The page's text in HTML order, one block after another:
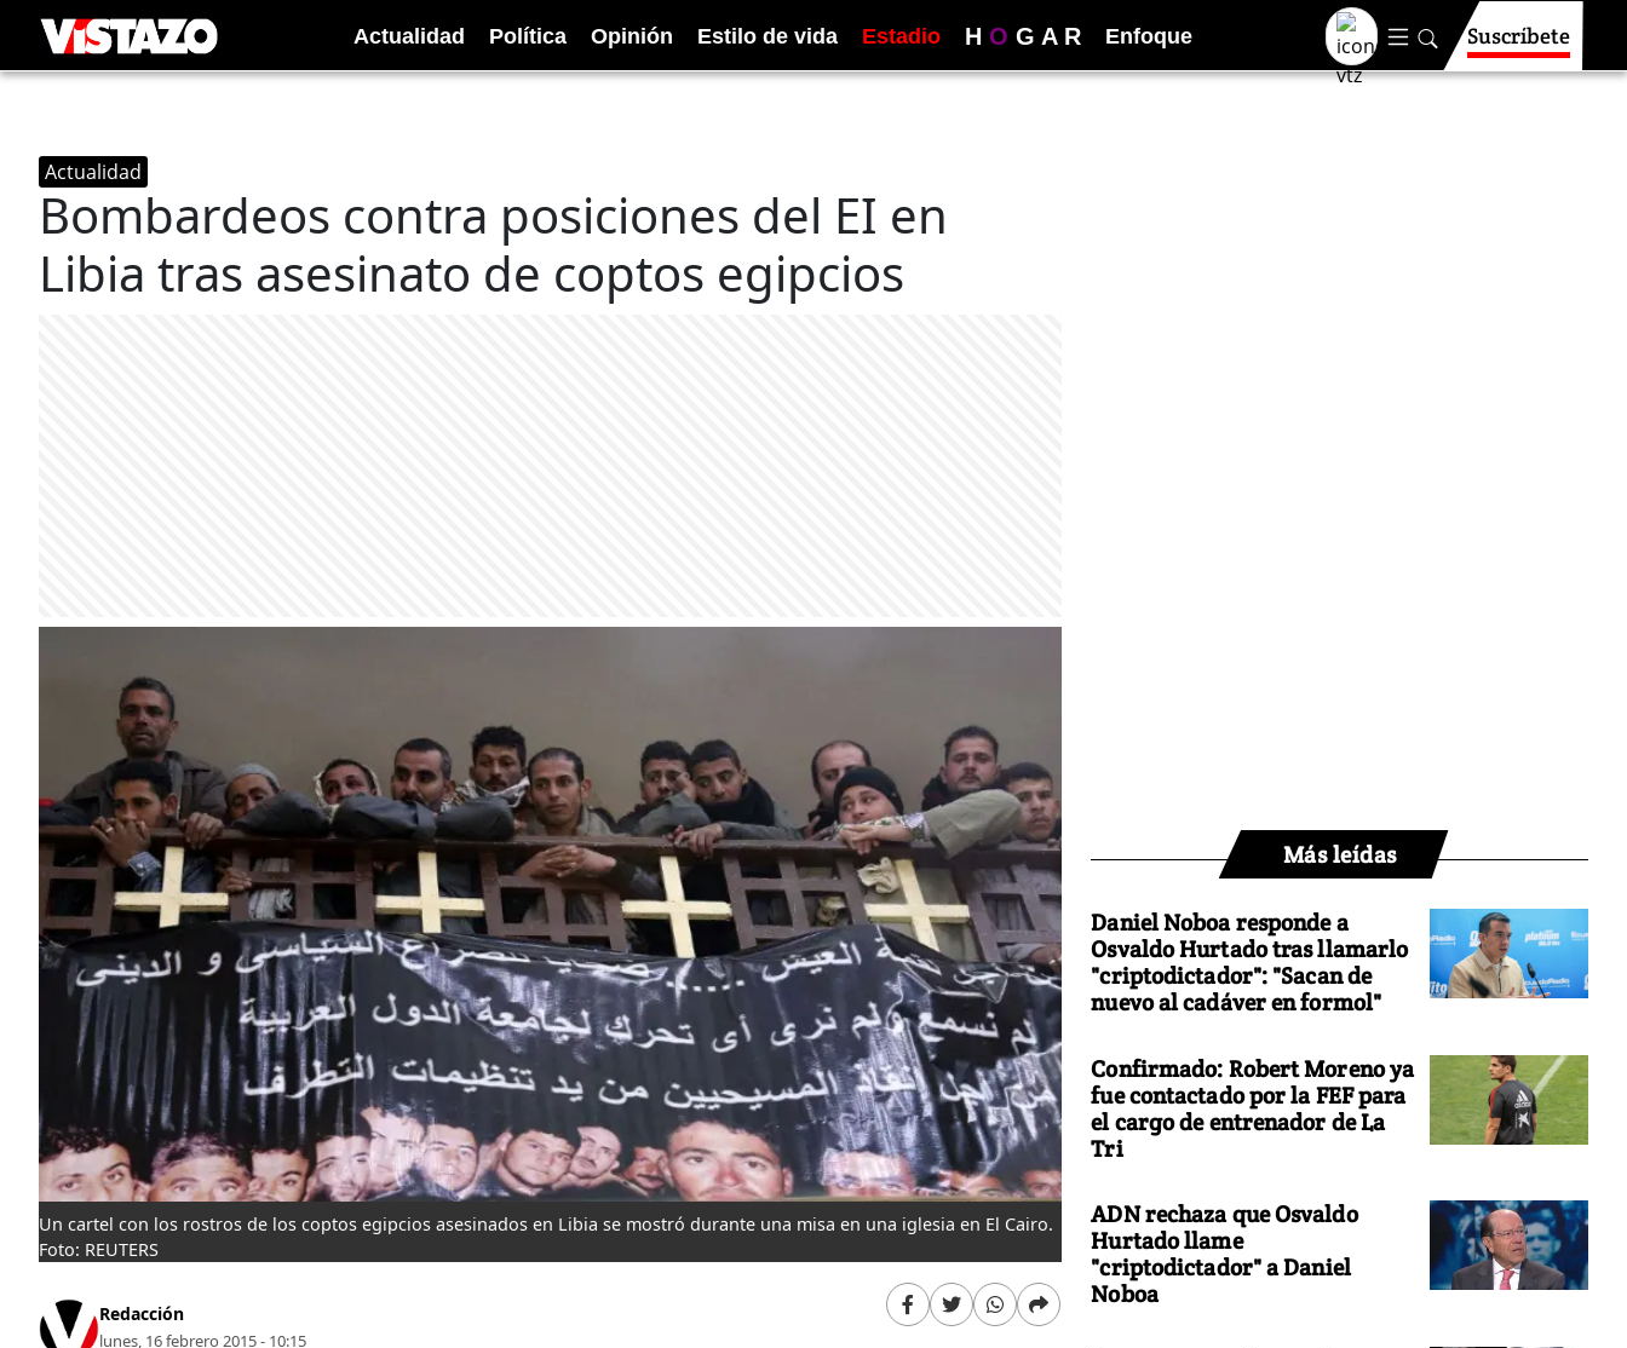
Actualidad Política Opinión Estilo de vida Estadio H O G A R Enfoque Suscríbete
Actualidad
Bombardeos contra posiciones del EI en
Libia tras asesinato de coptos egipcios
Un cartel con los rostros de los coptos egipcios asesinados en Libia se mostró durante una misa en una iglesia en El Cairo.
Foto: REUTERS
Redacción
lunes, 16 febrero 2015 - 10:15
Más leídas
Daniel Noboa responde a
Osvaldo Hurtado tras llamarlo
"criptodictador": "Sacan de
nuevo al cadáver en formol"
Confirmado: Robert Moreno ya
fue contactado por la FEF para
el cargo de entrenador de La
Tri
ADN rechaza que Osvaldo
Hurtado llame
"criptodictador" a Daniel
Noboa